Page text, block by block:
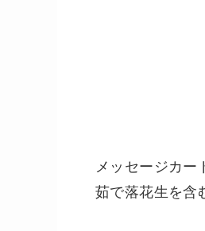
メッセージカー
茹で落花生を含